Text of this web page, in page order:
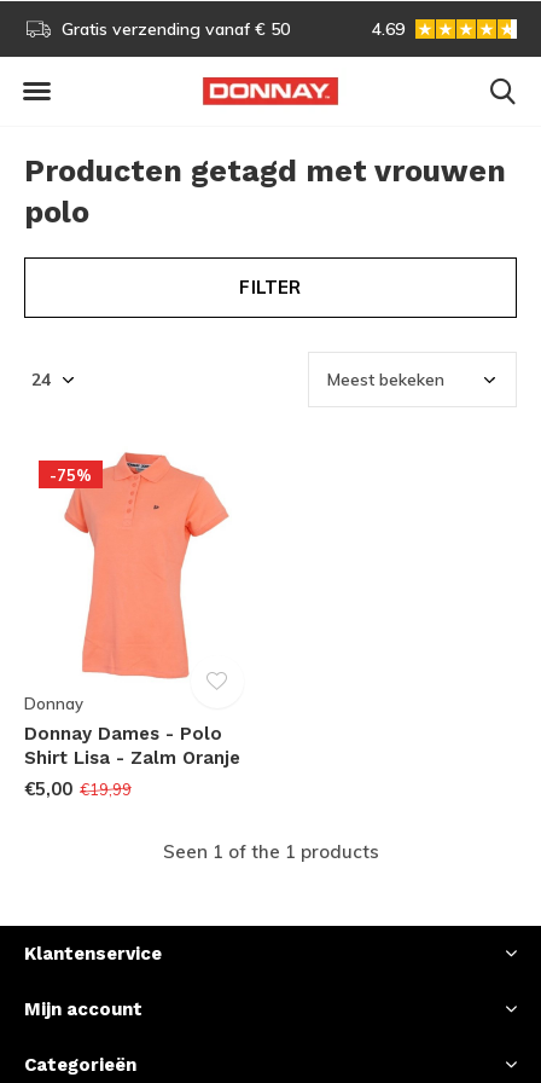
Gratis verzending vanaf € 50 Gratis omruilen
4.69
Producten getagd met vrouwen
polo
FILTER
-75%
Donnay
Donnay Dames - Polo
Shirt Lisa - Zalm Oranje
€5,00 €19,99
Seen 1 of the 1 products
Klantenservice
Mijn account
Categorieën